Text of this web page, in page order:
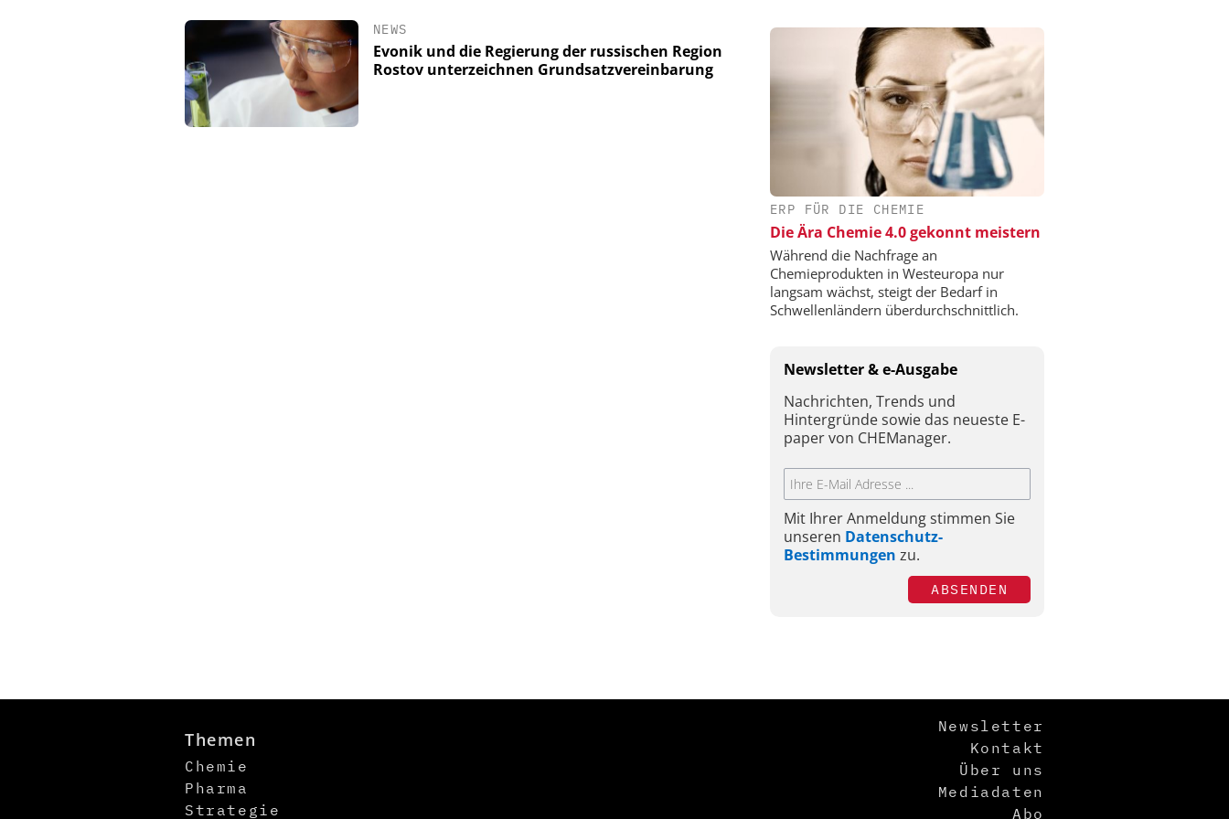
NEWS
Evonik und die Regierung der russischen Region
Rostov unterzeichnen Grundsatzvereinbarung
ERP FÜR DIE CHEMIE
Die Ära Chemie 4.0 gekonnt meistern
Während die Nachfrage an
Chemieprodukten in Westeuropa nur
langsam wächst, steigt der Bedarf in
Schwellenländern überdurchschnittlich.
Newsletter & e-Ausgabe
Nachrichten, Trends und
Hintergründe sowie das neueste E-
paper von CHEManager.
Mit Ihrer Anmeldung stimmen Sie
unseren Datenschutz-
Bestimmungen zu.
ABSENDEN
Themen
Chemie
Pharma
Strategie
Newsletter
Kontakt
Über uns
Mediadaten
Abo